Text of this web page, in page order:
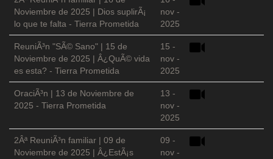
Noviembre de 2025 | Dios suplirÃ¡
lo que te falta - Tierra Prometida
nov -
2025
ReuniÃ³n "SÃ© Sano" | 15 de
Noviembre de 2025 | Â¿QuÃ© vida
es esta? - Tierra Prometida
15 -
nov -
2025
OraciÃ³n | 13 de Noviembre de
2025 - Tierra Prometida
13 -
nov -
2025
2Âª ReuniÃ³n familiar | 09 de
Noviembre de 2025 | Â¿EstÃ¡s
09 -
nov -